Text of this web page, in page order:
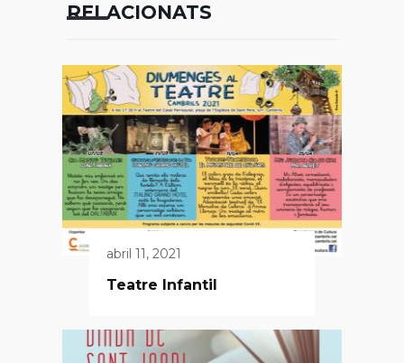
RELACIONATS
abril 11, 2021
Teatre Infantil